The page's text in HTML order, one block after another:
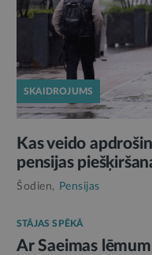
SKAIDROJUMS
Kas veido
pensijas
Šodien,
Pensijas
STĀJAS SPĒKĀ
Ar Saeimas